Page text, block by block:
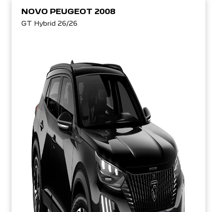
NOVO PEUGEOT 2008
GT Hybrid 26/26